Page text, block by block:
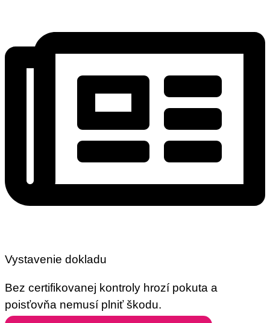
Vystavenie dokladu
Bez certifikovanej kontroly hrozí pokuta a
poisťovňa nemusí plniť škodu.